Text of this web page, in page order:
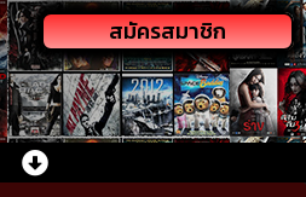
สมัครสมาชิก